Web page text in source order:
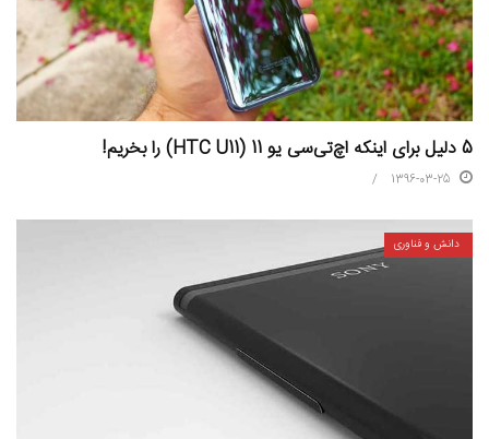
5 دلیل برای اینکه اچ‌تی‌سی یو 11 (HTC U11) را بخریم!
1396-03-25
دانش و فناوری